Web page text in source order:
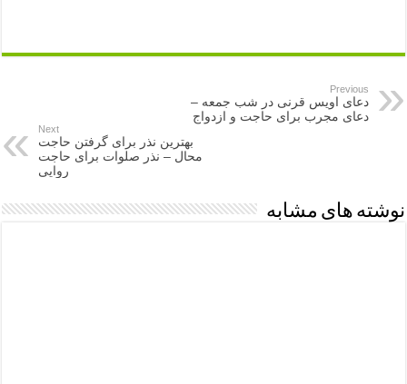
Previous
دعای اویس قرنی در شب جمعه –
دعای مجرب برای حاجت و ازدواج
Next
بهترین نذر برای گرفتن حاجت
محال – نذر صلوات برای حاجت
روایی
نوشته های مشابه